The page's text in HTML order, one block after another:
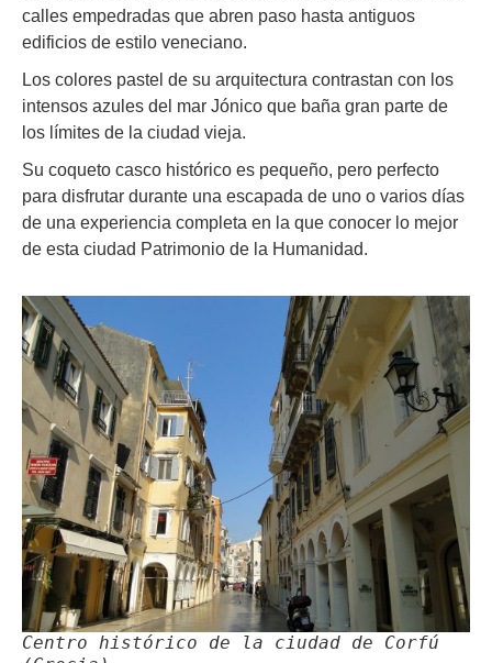
calles empedradas que abren paso hasta antiguos
edificios de estilo veneciano.
Los colores pastel de su arquitectura contrastan con los
intensos azules del mar Jónico que baña gran parte de
los límites de la ciudad vieja.
Su coqueto casco histórico es pequeño, pero perfecto
para disfrutar durante una escapada de uno o varios días
de una experiencia completa en la que conocer lo mejor
de esta ciudad Patrimonio de la Humanidad.
Centro histórico de la ciudad de Corfú